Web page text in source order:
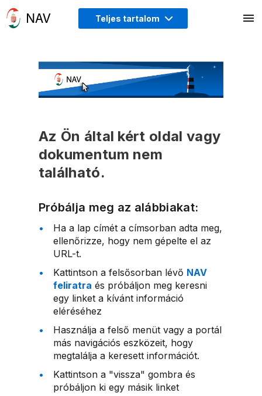
Teljes tartalom
Az Ön által kért oldal vagy
dokumentum nem
található.
Próbálja meg az alábbiakat:
Ha a lap címét a címsorban adta meg,
ellenőrizze, hogy nem gépelte el az
URL-t.
Kattintson a felsősorban lévő NAV
feliratra és próbáljon meg keresni
egy linket a kívánt információ
eléréséhez
Használja a felső menüt vagy a portál
más navigációs eszközeit, hogy
megtalálja a keresett információt.
Kattintson a "vissza" gombra és
próbáljon ki egy másik linket